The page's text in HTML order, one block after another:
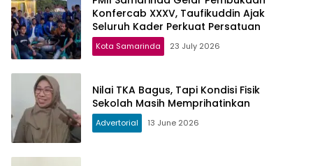
Konfercab XXXV, Taufikuddin Ajak
Seluruh Kader Perkuat Persatuan
Kota Samarinda 23 July 2026
Nilai TKA Bagus, Tapi Kondisi Fisik
Sekolah Masih Memprihatinkan
Advertorial 13 June 2026